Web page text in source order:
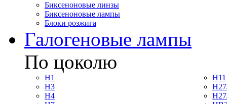
Биксеноновые линзы
Биксеноновые лампы
Блоки розжига
Галогеновые лампы
По цоколю
H1
H3
H4
H11